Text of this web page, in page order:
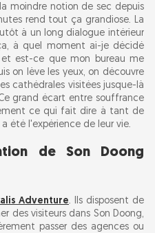
moindre notion de sec depuis
rend tout ça grandiose. La
à un long dialogue intérieur
à quel moment ai-je décidé
est-ce que mon bureau me
on lève les yeux, on découvre
cathédrales visitées jusque-là
grand écart entre souffrance
ce qui fait dire à tant de
été l'expérience de leur vie.
de Son Doong
Adventure. Ils disposent de
des visiteurs dans Son Doong,
passer des agences ou